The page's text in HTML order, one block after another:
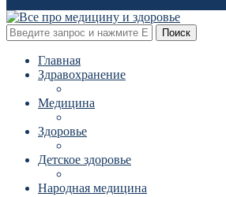
Поиск
Главная
Здравохранение
Медицина
Здоровье
Детское здоровье
Народная медицина